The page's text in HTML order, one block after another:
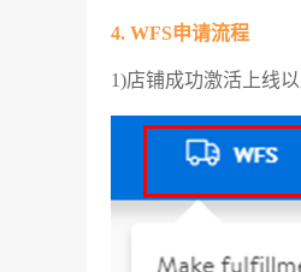
4. WFS申请流程
1)店铺成功激活上线